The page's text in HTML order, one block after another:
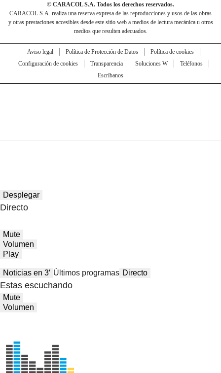
© CARACOL S.A. Todos los derechos reservados.
CARACOL S.A. realiza una reserva expresa de las reproducciones y usos de las obras
y otras prestaciones accesibles desde este sitio web a medios de lectura mecánica u otros
medios que resulten adecuados.
Aviso legal Política de Protección de Datos
Política de cookies
Configuración de cookies
Transparencia Soluciones W
Teléfonos
Escríbanos
Desplegar
Directo
Mute
Volumen
Play
Noticias en 3′ Últimos programas Directo
Estas escuchando
Mute
Volumen